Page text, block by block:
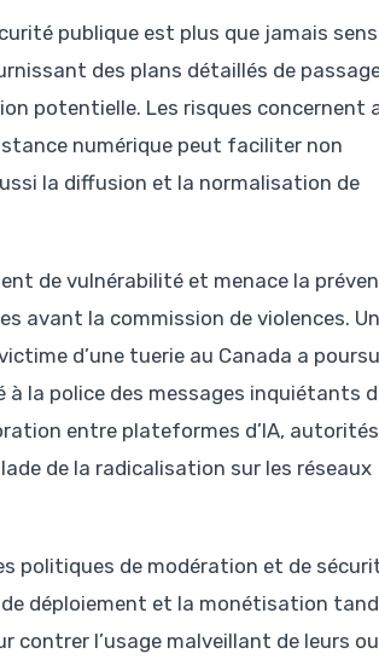
publique est plus que jamais
des plans détaillés de
potentielle. Les risques concernent
numérique peut faciliter non
la diffusion et la normalisation de
de vulnérabilité et menace la
avant la commission de violences.
d’une tuerie au Canada a
la police des messages inquiétants
entre plateformes d’IA, autorités
de la radicalisation sur les réseaux
politiques de modération et de
déploiement et la monétisation
contrer l’usage malveillant de leurs